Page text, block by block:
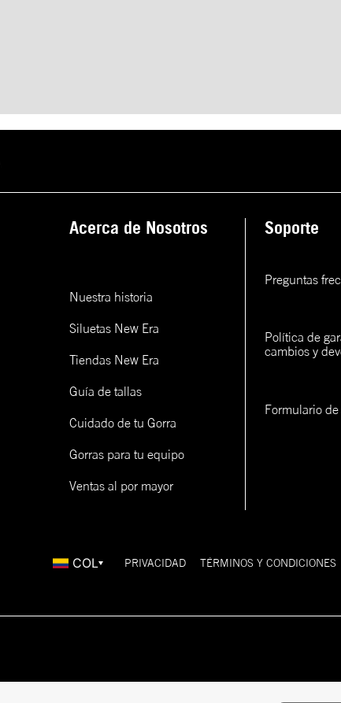
Acerca de Nosotros
Nuestra historia
Siluetas New Era
Tiendas New Era
Guía de tallas
Cuidado de tu Gorra
Gorras para tu equipo
Ventas al por mayor
Soporte
Preguntas
Política de
cambios y
Formulario
COL PRIVACIDAD TÉRMINOS Y CONDICIONES